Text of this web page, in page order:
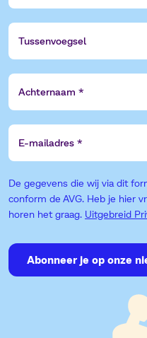
Tussenvoegsel
Achternaam
E-
mailadres
De gegevens die wij via dit
conform de AVG. Heb je hier
horen het graag. Uitgebreid
Abonneer je op onze